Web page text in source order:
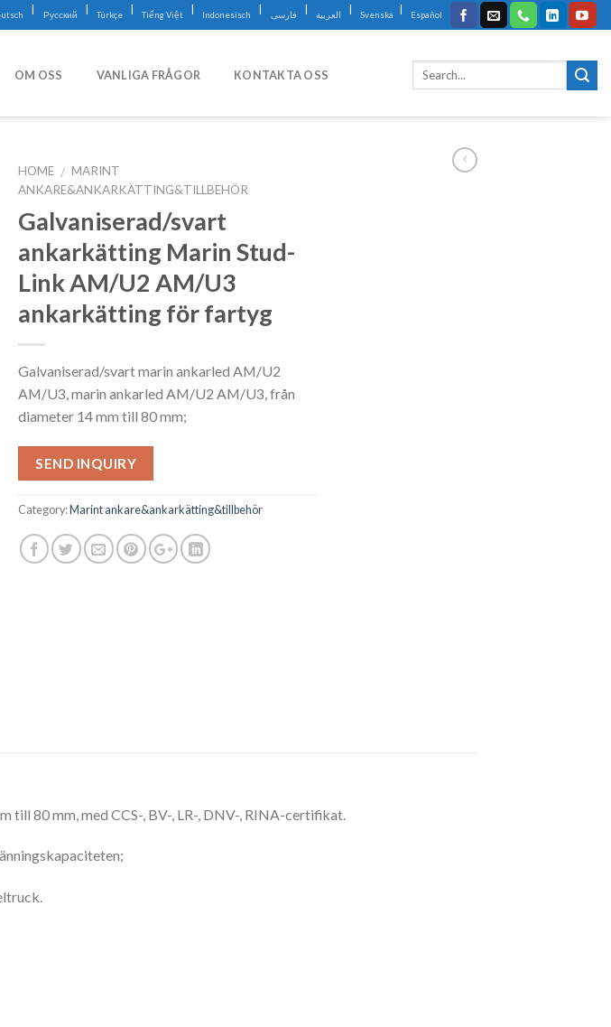
| Русский | Türkçe | Tiếng Việt | Indonesisch | فارسی | العربية | Svenska | Español
OM OSS VANLIGA FRÅGOR KONTAKTA OSS
HOME / MARINT
ANKARE&ANKARKÄTTING&TILLBEHÖR
Galvaniserad/svart
ankarkätting Marin Stud-
Link AM/U2 AM/U3
ankarkätting för fartyg
Galvaniserad/svart marin ankarled AM/U2
AM/U3, marin ankarled AM/U2 AM/U3, från
diameter 14 mm till 80 mm;
SEND INQUIRY
Category:Marint ankare&ankarkätting&tillbehör
till 80 mm, med CCS-, BV-, LR-, DNV-, RINA-certifikat.